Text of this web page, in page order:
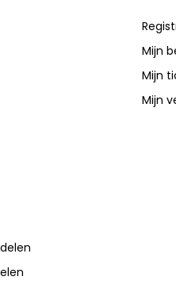
Mijn
Mijn
Mijn